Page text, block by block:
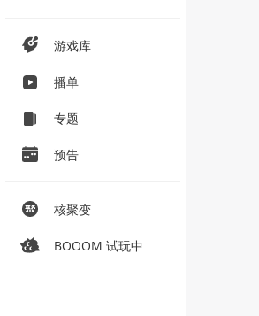
游戏库
播单
专题
预告
核聚变
BOOOM 试玩中